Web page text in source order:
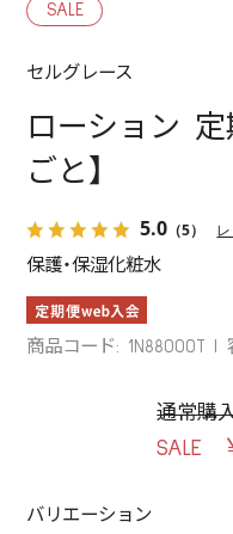
SALE
セルグレース
ローション 定
ごと】
5.0 （5）
保護・保湿化粧水
商品コード: 1N88000T
通常購
バリエーション